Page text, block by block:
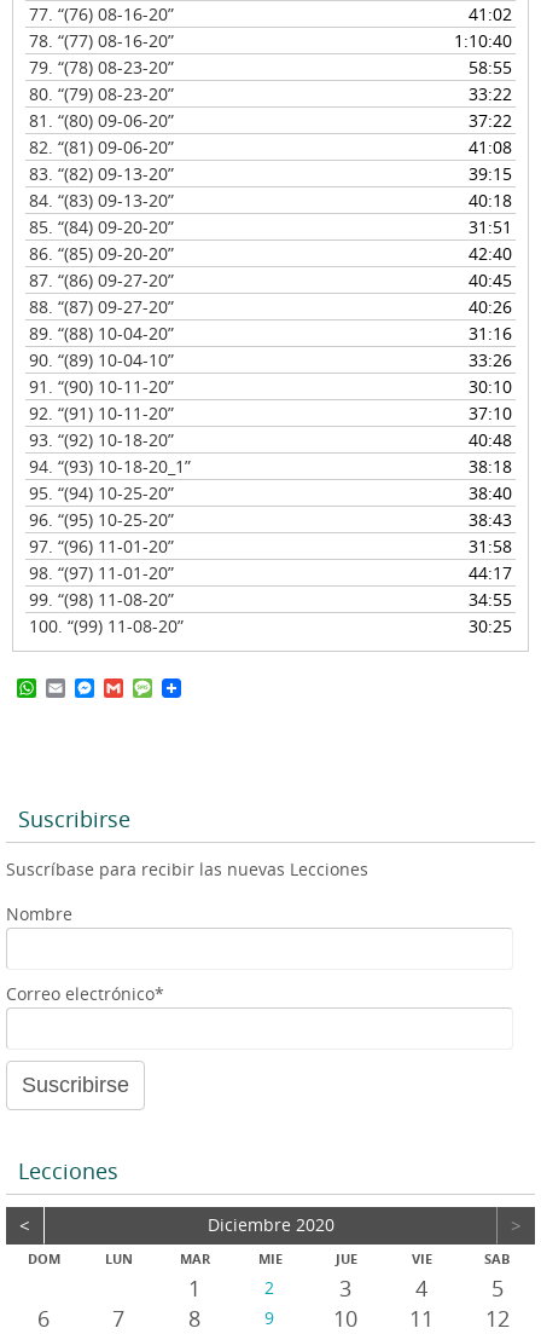
77. “(76) 08-16-20”
41:02
78. “(77) 08-16-20”
1:10:40
79. “(78) 08-23-20”
58:55
80. “(79) 08-23-20”
33:22
81. “(80) 09-06-20”
37:22
82. “(81) 09-06-20”
41:08
83. “(82) 09-13-20”
39:15
84. “(83) 09-13-20”
40:18
85. “(84) 09-20-20”
31:51
86. “(85) 09-20-20”
42:40
87. “(86) 09-27-20”
40:45
88. “(87) 09-27-20”
40:26
89. “(88) 10-04-20”
31:16
90. “(89) 10-04-10”
33:26
91. “(90) 10-11-20”
30:10
92. “(91) 10-11-20”
37:10
93. “(92) 10-18-20”
40:48
94. “(93) 10-18-20_1”
38:18
95. “(94) 10-25-20”
38:40
96. “(95) 10-25-20”
38:43
97. “(96) 11-01-20”
31:58
98. “(97) 11-01-20”
44:17
99. “(98) 11-08-20”
34:55
100. “(99) 11-08-20” 30:25
W
p
E M
e
r
G M
Suscribirse
Suscríbase para recibir las nuevas Lecciones
Nombre
Correo electrónico*
Lecciones
< Diciembre 2020 >
DOM LUN MAR MIE JUE VIE SAB
1 2 3 4
5
6
7 8 9 10 11
12